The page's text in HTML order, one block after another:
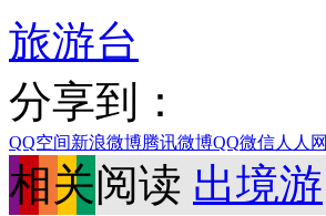
旅游台
分享到：
QQ空间新浪微博腾讯微博QQ微信人人网
相关阅读 出境游